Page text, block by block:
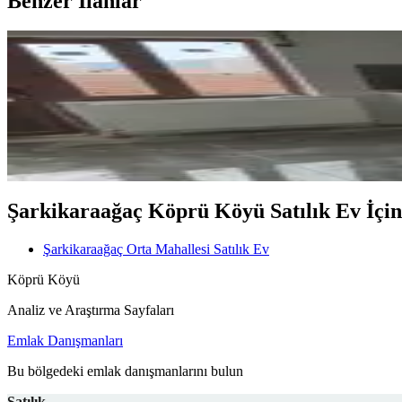
KOMBİLİ
Şarkikaraağaç İlçe Merkezinde
Şarkikaraağaç, Orta Mahallesi
2. Kat·27.05.2026
2.650.000 ₺ Geri Dönüş: 12 yıl
Şarkikaraağaç Köprü Köyü Satılık Ev
Şarkikaraağaç Orta Mahallesi Satılık Ev
Köprü Köyü
Analiz ve Araştırma Sayfaları
Emlak Danışmanları
Bu bölgedeki emlak danışmanlarını bulun